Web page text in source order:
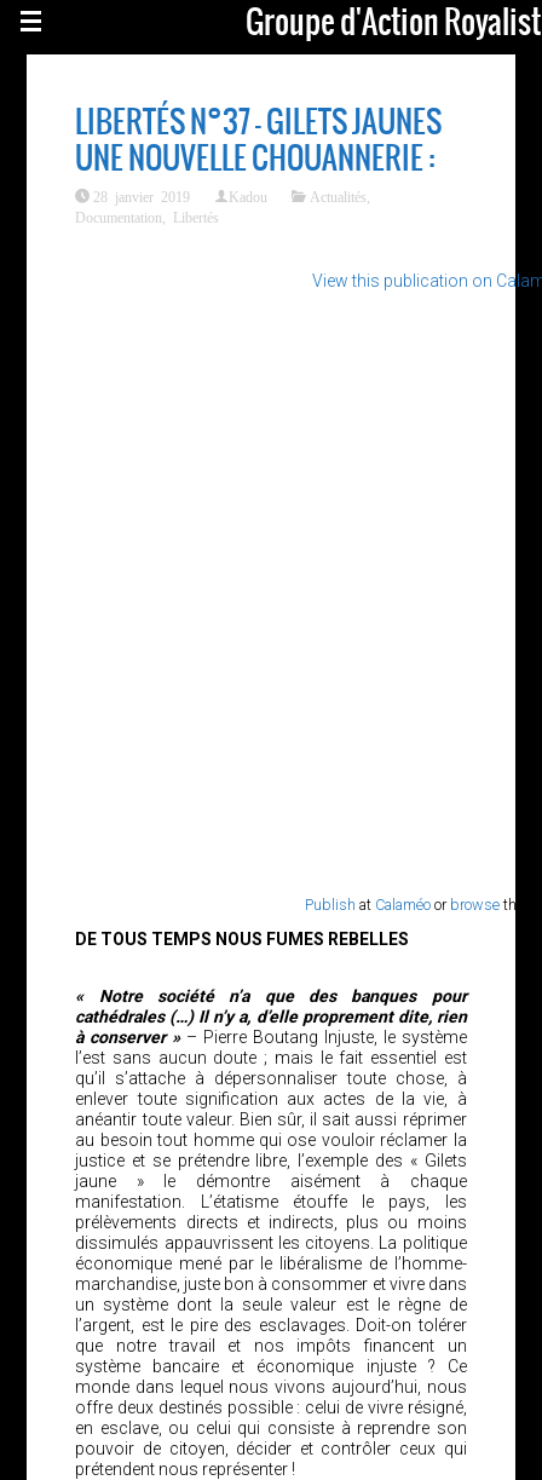
Groupe d'Action
LIBERTÉS N°37 – GILETS JAUNES
UNE NOUVELLE CHOUANNERIE :
28 janvier 2019 Kadou Actualités
Documentation
Libertés
View this publication on
Publish at Calaméo or browse the
DE TOUS TEMPS NOUS FUMES REBELLES
« Notre société n’a que des banques pour
cathédrales (…) Il n’y a, d’elle proprement dite, rien
à conserver » – Pierre Boutang Injuste, le système
l’est sans aucun doute ; mais le fait essentiel est
qu’il s’attache à dépersonnaliser toute chose, à
enlever toute signification aux actes de la vie, à
anéantir toute valeur. Bien sûr, il sait aussi réprimer
au besoin tout homme qui ose vouloir réclamer la
justice et se prétendre libre, l’exemple des « Gilets
jaune » le démontre aisément à chaque
manifestation. L’étatisme étouffe le pays, les
prélèvements directs et indirects, plus ou moins
dissimulés appauvrissent les citoyens. La politique
économique mené par le libéralisme de l’homme-
marchandise, juste bon à consommer et vivre dans
un système dont la seule valeur est le règne de
l’argent, est le pire des esclavages. Doit-on tolérer
que notre travail et nos impôts financent un
système bancaire et économique injuste ? Ce
monde dans lequel nous vivons aujourd’hui, nous
offre deux destinés possible : celui de vivre résigné,
en esclave, ou celui qui consiste à reprendre son
pouvoir de citoyen, décider et contrôler ceux qui
prétendent nous représenter !